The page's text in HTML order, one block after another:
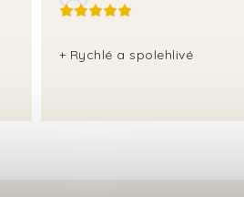
+ Rychlé a spolehlivé